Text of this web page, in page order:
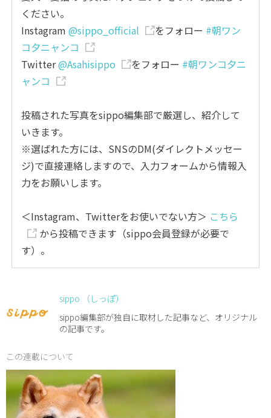
ください。
Instagram@sippo_official をフォロー #朝ワン
コ夕ニャンコ
Twitter@Asahisippo をフォロー #朝ワンコ夕ニ
ャンコ
投稿された写真をsippo編集部で厳選し、紹介して
いきます。
※選ばれた方には、SNSのDM(ダイレクトメッセー
ジ)で直接連絡しますので、入力フォームから情報入
力をお願いします。
＜Instagram、Twitterをお使いでない方＞ こちら
から投稿できます（sippo会員登録が必要で
す）。
sippo （しっぽ）
sippo編集部が独自に取材した記事など、オリジナル
の記事です。
この連載について